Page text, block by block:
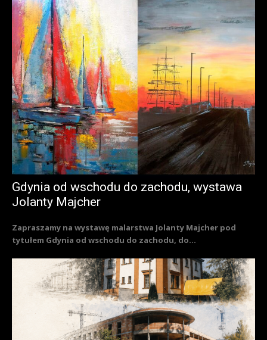
Gdynia od wschodu do zachodu, wystawa
Jolanty Majcher
Zapraszamy na wystawę malarstwa Jolanty Majcher pod
tytułem Gdynia od wschodu do zachodu, do...